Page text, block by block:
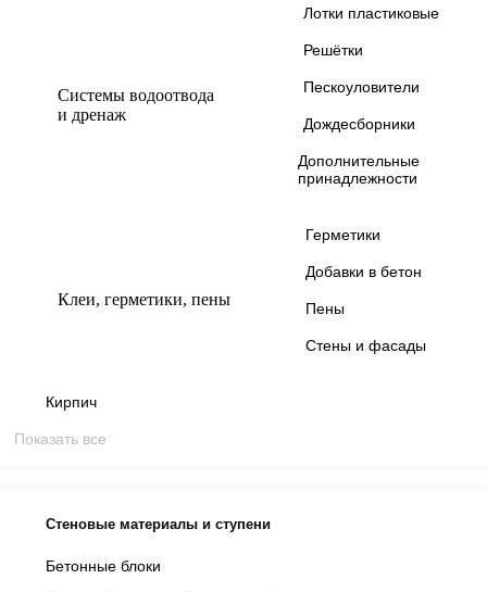
Системы водоотвода
и дренаж
Лотки пластиковые
Решётки
Пескоуловители
Дождесборники
Дополнительные
принадлежности
Клеи, герметики, пены
Герметики
Добавки в бетон
Пены
Стены и фасады
Кирпич
Показать все
Стеновые материалы и ступени
Бетонные блоки